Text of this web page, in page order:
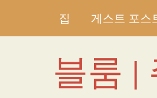
집 게스트 포스
블룸 |